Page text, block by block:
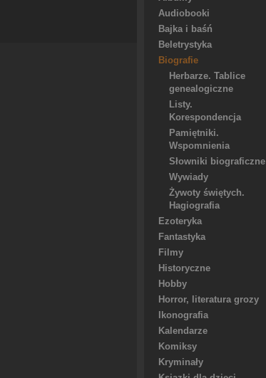
Audiobooki
Bajka i baśń
Beletrystyka
Biografie
Herbarze. Tablice
genealogiczne
Listy.
Korespondencja
Pamiętniki.
Wspomnienia
Słowniki biograficzne
Wywiady
Żywoty świętych.
Hagiografia
Ezoteryka
Fantastyka
Filmy
Historyczne
Hobby
Horror, literatura grozy
Ikonografia
Kalendarze
Komiksy
Kryminały